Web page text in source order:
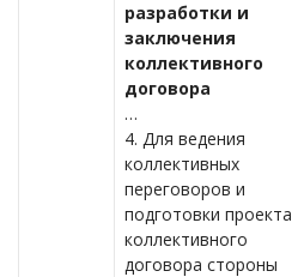
разработки и
заключения
коллективного
договора
…
4. Для ведения
коллективных
переговоров и
подготовки проекта
коллективного
договора стороны